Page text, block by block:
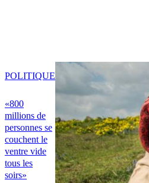
«800
millions de
personnes se
couchent le
ventre vide
tous les
soirs»
POLITIQUE